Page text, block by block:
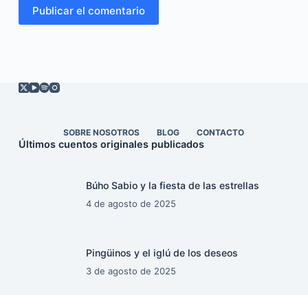
Publicar el comentario
SOBRE NOSOTROS BLOG CONTACTO
Últimos cuentos originales publicados
Búho Sabio y la fiesta de las estrellas
4 de agosto de 2025
Pingüinos y el iglú de los deseos
3 de agosto de 2025